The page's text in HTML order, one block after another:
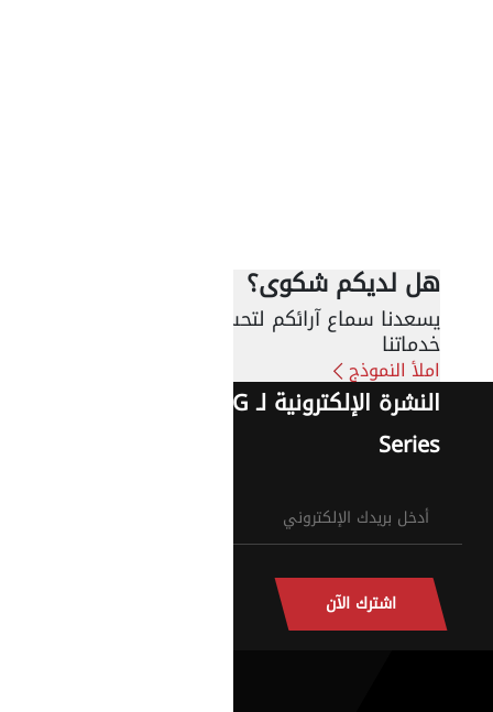
هل لديكم شكوى؟
يسعدنا سماع آرائكم لتحسين
خدماتنا
املأ النموذج
النشرة الإلكترونية لـ G
Series
اشترك الآن